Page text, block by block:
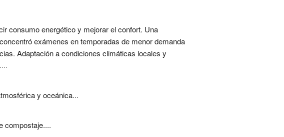
consumo energético y mejorar el confort. Una
exámenes en temporadas de menor demanda
Adaptación a condiciones climáticas locales y
y oceánica...
compostaje....